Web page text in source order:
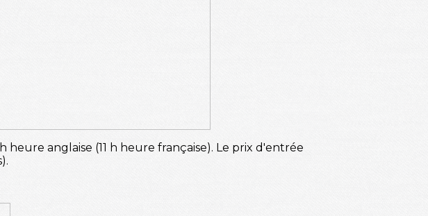
anglaise (11 h heure française). Le prix d'entrée